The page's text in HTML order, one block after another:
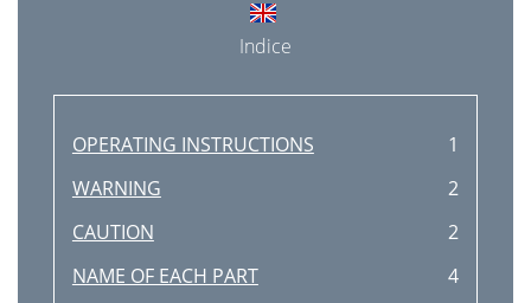
Indice
OPERATING INSTRUCTIONS
1
WARNING
2
CAUTION
2
NAME OF EACH PART
4